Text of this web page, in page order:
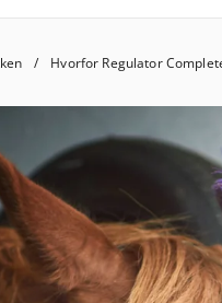
/ Hvorfor Regulator